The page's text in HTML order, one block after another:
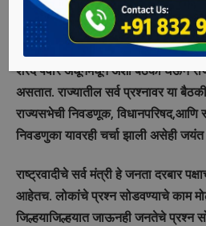
आढावा बैठक यशवंतराव चव्हाण
बैठकीनंतर जयंत पाटील यांनी माध्यमांशी
शरद पवार अधूनमधून अशा बैठका घेऊन
असतात. राज्यातील सर्व प्रश्नावर या
राज्यसभेची निवडणूक, विधानपरिषद,आणि
निवडणुका यावरही चर्चा झाली असेही जयंत
राष्ट्रवादीचे सर्व मंत्री हे जनता दरबार
आहेतच. लोकांचे प्रश्न सोडवण्याचे काम
जिल्हयाजिल्हयात जाऊनही जनतेचे